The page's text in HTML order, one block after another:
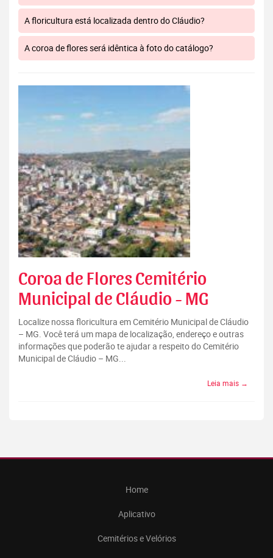
A floricultura está localizada dentro do Cláudio?
A coroa de flores será idêntica à foto do catálogo?
Coroa de Flores Cemitério
Municipal de Cláudio - MG
Localize nossa floricultura em Cemitério Municipal de Cláudio
– MG. Você terá um mapa de localização, endereço e outras
informações que poderão te ajudar a respeito do Cemitério
Municipal de Cláudio – MG...
Leia mais →
Home
Aplicativo
Cemitérios e Velórios